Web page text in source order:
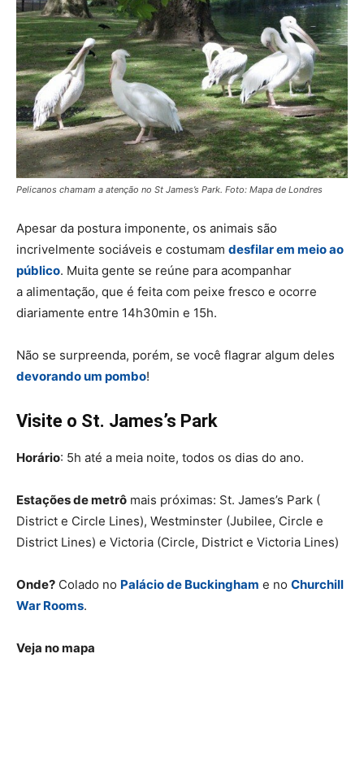
Pelicanos chamam a atenção no St James’s Park. Foto: Mapa de Londres
Apesar da postura imponente, os animais são
incrivelmente sociáveis e costumam desfilar em meio ao
público. Muita gente se reúne para acompanhar
a alimentação, que é feita com peixe fresco e ocorre
diariamente entre 14h30min e 15h.
Não se surpreenda, porém, se você flagrar algum deles
devorando um pombo!
Visite o St. James’s Park
Horário: 5h até a meia noite, todos os dias do ano.
Estações de metrô mais próximas: St. James’s Park (
District e Circle Lines), Westminster (Jubilee, Circle e
District Lines) e Victoria (Circle, District e Victoria Lines)
Onde? Colado no Palácio de Buckingham e no Churchill
War Rooms.
Veja no mapa